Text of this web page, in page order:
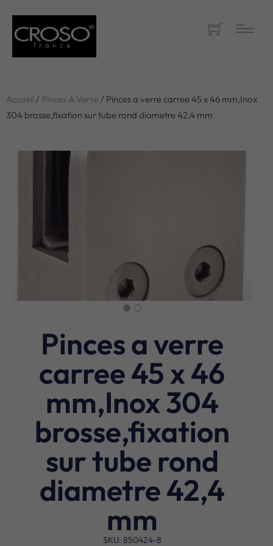
Accueil / Pinces A Verre / Pinces a verre carree 45 x 46 mm,Inox
304 brosse,fixation sur tube rond diametre 42,4 mm
Pinces a verre
carree 45 x 46
mm,Inox 304
brosse,fixation
sur tube rond
diametre 42,4
mm
SKU: 850424-8